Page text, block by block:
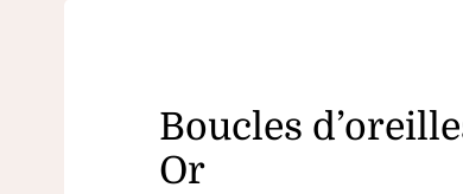
Boucles
Or